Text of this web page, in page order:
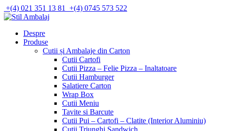
Skip
to
+(4) 021 351 13 81 +(4) 0745 573 522
Despre
Produse
Cutii și Ambalaje din Carton
Cutii Cartofi
Cutii Pizza – Felie Pizza – Inaltatoare
Cutii Hamburger
Salatiere Carton
Wrap Box
Cutii Meniu
Tavite si Barcute
Cutii Pui – Cartofi – Clatite (Interior Aluminiu)
Cutii Triunghi Sandwich